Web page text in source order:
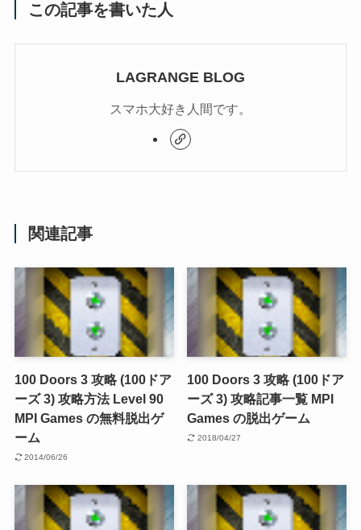
この記事を書いた人
LAGRANGE BLOG
スマホ大好き人間です。
関連記事
100 Doors 3 攻略 (100ドア
ーズ 3) 攻略方法 Level 90
MPI Games の無料脱出ゲ
ーム
2014/06/26
100 Doors 3 攻略 (100ドア
ーズ 3) 攻略記事一覧 MPI
Games の脱出ゲーム
2018/04/27